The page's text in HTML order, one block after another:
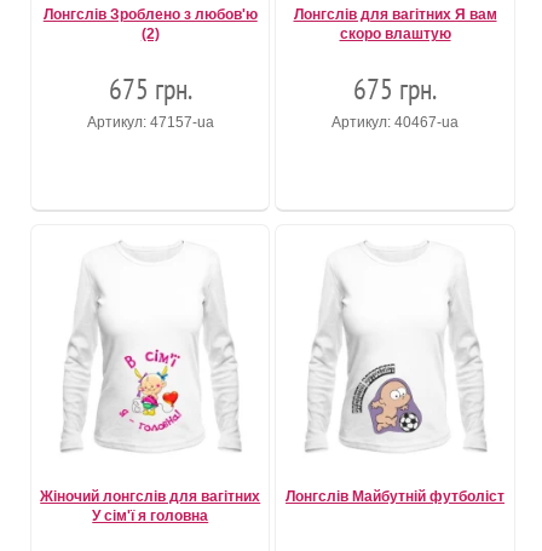
Лонгслів Зроблено з любов'ю
(2)
675 грн.
Артикул: 47157-ua
Лонгслів для вагітних Я вам
скоро влаштую
675 грн.
Артикул: 40467-ua
Жіночий лонгслів для вагітних
У сім'ї я головна
Лонгслів Майбутній футболіст